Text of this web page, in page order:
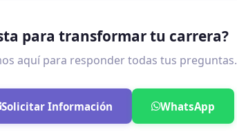
para transformar tu carrera?
aquí para responder todas tus preguntas.
Solicitar Información WhatsApp